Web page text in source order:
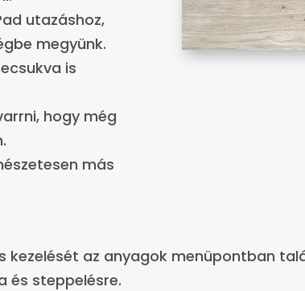
utazáshoz,
megyünk.
is
hogy még
más
az anyagok menüpontban
és steppelésre.